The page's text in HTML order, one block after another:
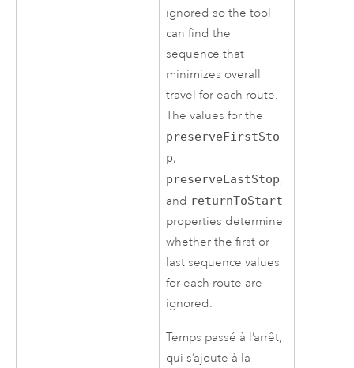
ignored so the tool
can find the
sequence that
minimizes overall
travel for each route.
The values for the
preserveFirstSto
p,
preserveLastStop,
and returnToStart
properties determine
whether the first or
last sequence values
for each route are
ignored.
Temps passé à l’arrêt,
qui s’ajoute à la